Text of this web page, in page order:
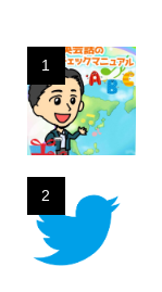
1
2